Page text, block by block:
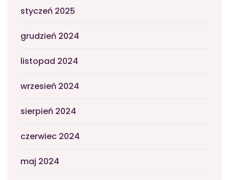
styczeń 2025
grudzień 2024
listopad 2024
wrzesień 2024
sierpień 2024
czerwiec 2024
maj 2024